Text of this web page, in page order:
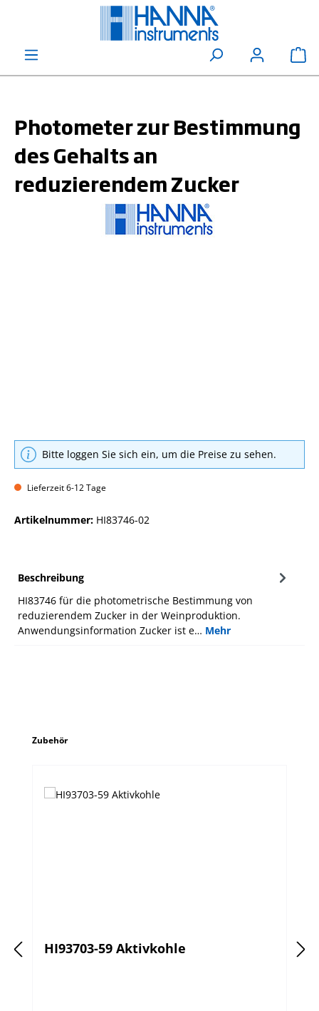
Photometer zur Bestimmung
des Gehalts an
reduzierendem Zucker
Bitte loggen Sie sich ein, um die Preise zu sehen.
Lieferzeit 6-12 Tage
Artikelnummer: HI83746-02
Beschreibung
HI83746 für die photometrische Bestimmung von
reduzierendem Zucker in der Weinproduktion.
Anwendungsinformation Zucker ist e… Mehr
Produktgalerie überspringen
Zubehör
HI93703-59 Aktivkohle